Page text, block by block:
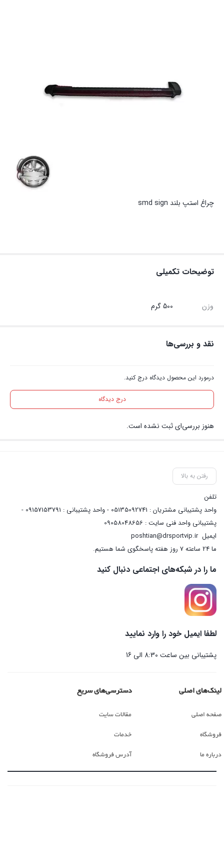
چراغ استپ بلند smd sign
توضیحات تکمیلی
وزن 500 گرم
نقد و بررسی‌ها
درمورد این محصول دیدگاه درج کنید.
درج دیدگاه
هنوز بررسی‌ای ثبت نشده است.
رفتن به بالا
تلفن
واحد پشتیبانی مشتریان : 05135092741 - واحد پشتیبانی : 09157153791 -
پشتیبانی واحد فنی سایت : 09058048656
ایمیلposhtian@drsportvip.ir
ما 24 ساعته 7 روز هفته پاسخگوی شما هستیم.
ما را در شبکه‌های اجتماعی دنبال کنید
لطفا ایمیل خود را وارد نمایید
پشتیبانی بین ساعت 8:30 الی 16
لینک‌های اصلی
صفحه اصلی
فروشگاه
درباره ما
دسترسی‌های سریع
مقالات سایت
خدمات
آدرس فروشگاه